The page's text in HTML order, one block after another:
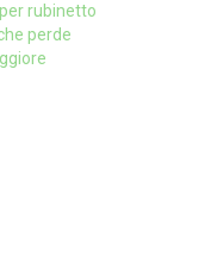
rubinetto
perde